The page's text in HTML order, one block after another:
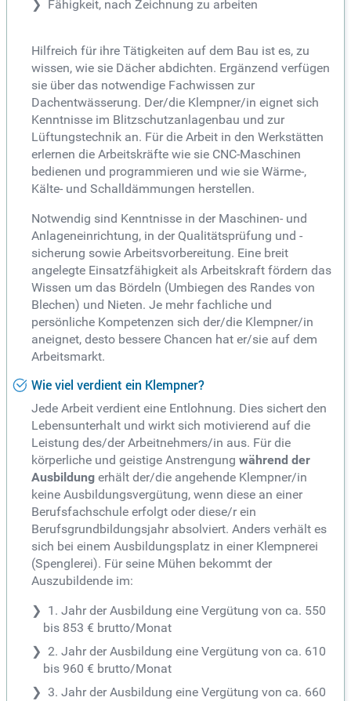
Fähigkeit, nach Zeichnung zu arbeiten
Hilfreich für ihre Tätigkeiten auf dem Bau ist es, zu
wissen, wie sie Dächer abdichten. Ergänzend verfügen
sie über das notwendige Fachwissen zur
Dachentwässerung. Der/die Klempner/in eignet sich
Kenntnisse im Blitzschutzanlagenbau und zur
Lüftungstechnik an. Für die Arbeit in den Werkstätten
erlernen die Arbeitskräfte wie sie CNC-Maschinen
bedienen und programmieren und wie sie Wärme-,
Kälte- und Schalldämmungen herstellen.
Notwendig sind Kenntnisse in der Maschinen- und
Anlageneinrichtung, in der Qualitätsprüfung und -
sicherung sowie Arbeitsvorbereitung. Eine breit
angelegte Einsatzfähigkeit als Arbeitskraft fördern das
Wissen um das Bördeln (Umbiegen des Randes von
Blechen) und Nieten. Je mehr fachliche und
persönliche Kompetenzen sich der/die Klempner/in
aneignet, desto bessere Chancen hat er/sie auf dem
Arbeitsmarkt.
Wie viel verdient ein Klempner?
Jede Arbeit verdient eine Entlohnung. Dies sichert den
Lebensunterhalt und wirkt sich motivierend auf die
Leistung des/der Arbeitnehmers/in aus. Für die
körperliche und geistige Anstrengung während der
Ausbildung erhält der/die angehende Klempner/in
keine Ausbildungsvergütung, wenn diese an einer
Berufsfachschule erfolgt oder diese/r ein
Berufsgrundbildungsjahr absolviert. Anders verhält es
sich bei einem Ausbildungsplatz in einer Klempnerei
(Spenglerei). Für seine Mühen bekommt der
Auszubildende im:
1. Jahr der Ausbildung eine Vergütung von ca. 550
bis 853 € brutto/Monat
2. Jahr der Ausbildung eine Vergütung von ca. 610
bis 960 € brutto/Monat
3. Jahr der Ausbildung eine Vergütung von ca. 660